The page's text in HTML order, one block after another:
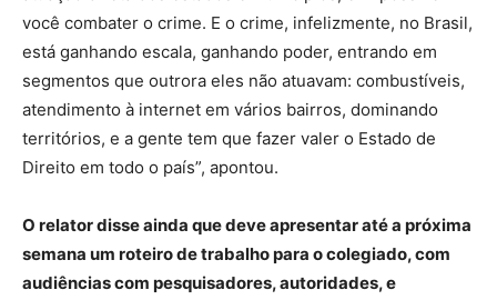
você combater o crime. E o crime, infelizmente, no Brasil,
está ganhando escala, ganhando poder, entrando em
segmentos que outrora eles não atuavam: combustíveis,
atendimento à internet em vários bairros, dominando
territórios, e a gente tem que fazer valer o Estado de
Direito em todo o país”, apontou.
O relator disse ainda que deve apresentar até a próxima
semana um roteiro de trabalho para o colegiado, com
audiências com pesquisadores, autoridades, e